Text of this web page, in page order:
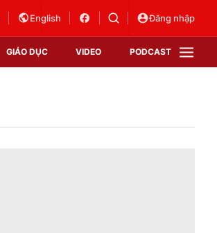
English Đăng nhập
GIÁO DỤC VIDEO PODCAST
VTV Sức khoẻ